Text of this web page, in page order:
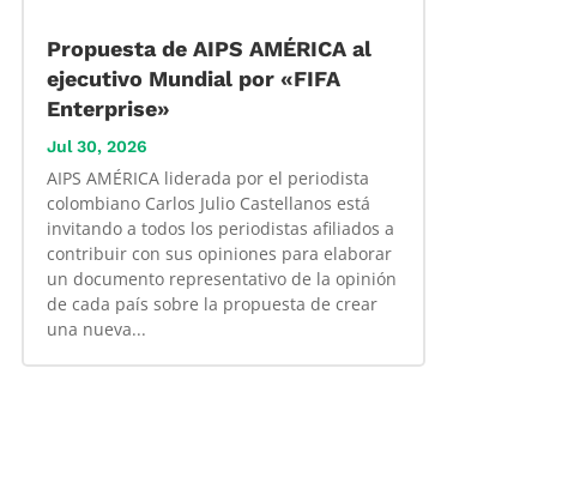
Propuesta de AIPS AMÉRICA al
ejecutivo Mundial por «FIFA
Enterprise»
Jul 30, 2026
AIPS AMÉRICA liderada por el periodista
colombiano Carlos Julio Castellanos está
invitando a todos los periodistas afiliados a
contribuir con sus opiniones para elaborar
un documento representativo de la opinión
de cada país sobre la propuesta de crear
una nueva...